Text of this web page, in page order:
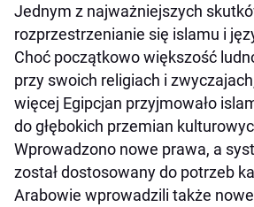
Jednym z najważniejszych
rozprzestrzenianie się islamu i
Choć początkowo większość
przy swoich religiach i
więcej Egipcjan przyjmowało
do głębokich przemian
Wprowadzono nowe prawa, a
został dostosowany do potrzeb
Arabowie wprowadzili także